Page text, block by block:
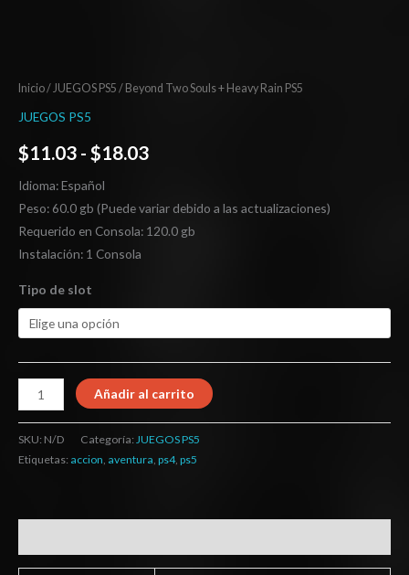
Inicio/JUEGOS PS5 / Beyond Two Souls + Heavy Rain PS5
JUEGOS PS5
$11.03 - $18.03
Idioma: Español
Peso: 60.0 gb (Puede variar debido a las actualizaciones)
Requerido en Consola: 120.0 gb
Instalación: 1 Consola
Tipo de slot
Añadir al carrito
SKU: N/D Categoría: JUEGOS PS5
Etiquetas: accion aventura ps4, ps5